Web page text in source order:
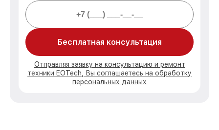
Бесплатная консультация
Отправляя заявку на консультацию и ремонт
техники EOTech, Вы соглашаетесь на обработку
персональных данных